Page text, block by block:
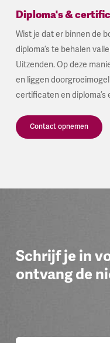
Diploma's &
Wist je dat er binnen de
diploma’s te behalen
Uitzenden. Op deze
en liggen
certificaten en diploma’s
Contact opnemen
Schrijf je in
ontvang de